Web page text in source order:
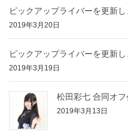
ピックアップライバーを更新し
2019年3月20日
ピックアップライバーを更新し
2019年3月19日
松田彩七 合同オ
2019年3月13日